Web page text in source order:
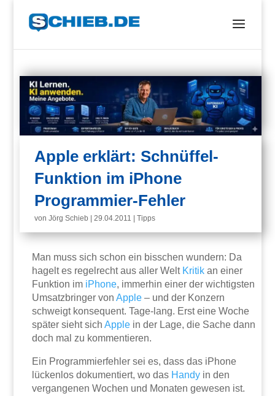
Apple erklärt: Schnüffel-
Funktion im iPhone
Programmier-Fehler
vonJörg Schieb |29.04.2011 |Tipps
Man muss sich schon ein bisschen wundern: Da
hagelt es regelrecht aus aller Welt Kritik an einer
Funktion im iPhone, immerhin einer der wichtigsten
Umsatzbringer vonApple – und der Konzern
schweigt konsequent. Tage-lang. Erst eine Woche
später sieht sichApple in der Lage, die Sache dann
doch mal zu kommentieren.
Ein Programmierfehler sei es, dass das iPhone
lückenlos dokumentiert, wo das Handy in den
vergangenen Wochen und Monaten gewesen ist.